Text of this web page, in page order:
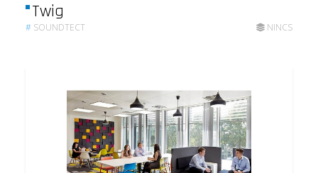
Twig
# SOUNDTECT NINCS